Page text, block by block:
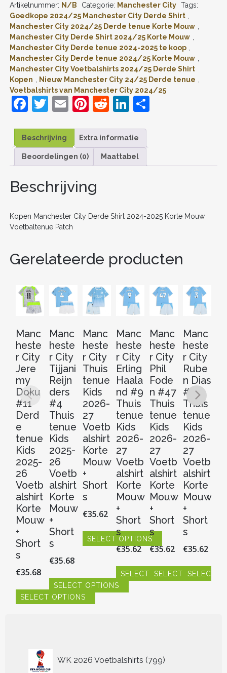
SHIRT
2024-
2025
KORTE
MOUW
VOETBALTENUE
PATCH
AANTAL
Artikelnummer: N/B Categorie: Manchester City Tags:
Goedkope 2024/25 Manchester City Derde Shirt
Manchester City 2024/25 Derde tenue Korte Mouw
Manchester City Derde Shirt 2024/25 Korte Mouw
Manchester City Derde tenue 2024-2025 te koop
Manchester City Derde tenue 2024/25 Korte Mouw
Manchester City Voetbalshirts 2024/25 Derde Shirt
Kopen
Nieuw Manchester City 24/25 Derde tenue
Voetbalshirts van Manchester City 2024/25
F
c
e
b
o
k
T
itt
er
E
ai
l
Pi
er
e
st
R
d
di
t
Li
k
e
dI
D
Beschrijving Extra informatie
Beoordelingen (0) Maattabel
Beschrijving
Kopen Manchester City Derde Shirt 2024-2025 Korte Mouw
Voetbaltenue Patch
Gerelateerde producten
Manc
heste
r City
Jere
my
Doku
#11
Derd
e
tenue
Kids
2025-
26
Voetb
alshirt
Korte
Mouw
+
Short
s
€35.68
SELECT OPTIONS
variaties.
Manc
heste
r City
Tijjani
Reijn
ders
#4
Thuis
tenue
Kids
2025-
26
Voetb
alshirt
Korte
Mouw
+
Short
s
€35.68
SELECT OPTIONS
Dit
optie
Manc
heste
r City
Thuis
tenue
Kids
2026-
27
Voetb
alshirt
Korte
Mouw
+
Short
s
€35.62
SELECT OPTIONS
meerdere
variaties.
Deze
op
Manc
heste
r City
Erling
Haala
nd #9
Thuis
tenue
Kids
2026-
27
Voetb
alshirt
Korte
Mouw
+
Short
s
€35.62
SELECT OPTIONS
Dit
kan
Manc
heste
r City
Phil
Fode
n #47
Thuis
tenue
Kids
2026-
27
Voetb
alshirt
Korte
Mouw
+
Short
s
€35.62
SELECT OPTIONS
kan
Manc
heste
r City
Rube
n Dias
#3
Thuis
tenue
Kids
2026-
27
Voetb
alshirt
Korte
Mouw
+
Short
s
€35.62
SELECT
WK 2026 Voetbalshirts 799
producten